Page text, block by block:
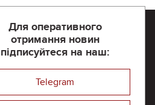
Для оперативного
отримання новин
підписуйтеся на наш:
Telegram
Розроблений та підтримується
компанії 32х32